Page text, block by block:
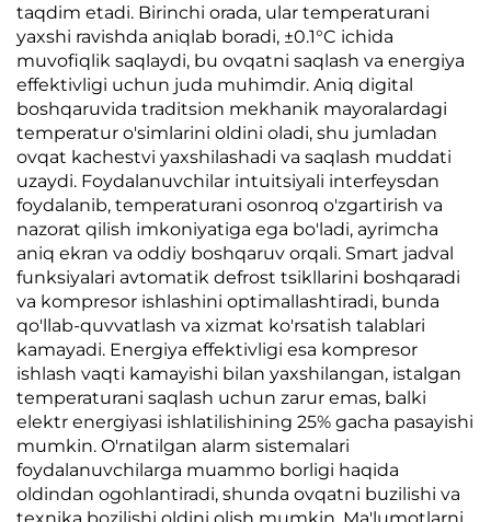
taqdim etadi. Birinchi orada, ular temperaturani
yaxshi ravishda aniqlab boradi, ±0.1°C ichida
muvofiqlik saqlaydi, bu ovqatni saqlash va energiya
effektivligi uchun juda muhimdir. Aniq digital
boshqaruvida traditsion mekhanik mayoralardagi
temperatur o'simlarini oldini oladi, shu jumladan
ovqat kachestvi yaxshilashadi va saqlash muddati
uzaydi. Foydalanuvchilar intuitsiyali interfeysdan
foydalanib, temperaturani osonroq o'zgartirish va
nazorat qilish imkoniyatiga ega bo'ladi, ayrimcha
aniq ekran va oddiy boshqaruv orqali. Smart jadval
funksiyalari avtomatik defrost tsikllarini boshqaradi
va kompresor ishlashini optimallashtiradi, bunda
qo'llab-quvvatlash va xizmat ko'rsatish talablari
kamayadi. Energiya effektivligi esa kompresor
ishlash vaqti kamayishi bilan yaxshilangan, istalgan
temperaturani saqlash uchun zarur emas, balki
elektr energiyasi ishlatilishining 25% gacha pasayishi
mumkin. O'rnatilgan alarm sistemalari
foydalanuvchilarga muammo borligi haqida
oldindan ogohlantiradi, shunda ovqatni buzilishi va